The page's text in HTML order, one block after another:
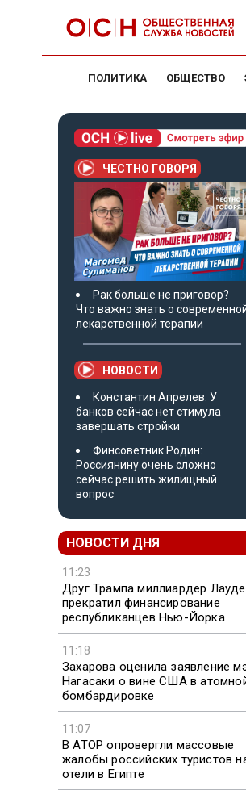
ПОЛИТИКА ОБЩЕСТВО
ЧЕСТНО ГОВОРЯ
Рак больше не приговор?
Что важно знать о
лекарственной терапии
НОВОСТИ
Константин Апрелев: У
банков сейчас нет стимула
завершать стройки
Финсоветник Родин:
Россиянину очень сложно
сейчас решить жилищный
вопрос
НОВОСТИ ДНЯ
11:23
Друг Трампа миллиардер
прекратил финансирование
республиканцев Нью-Йорка
11:18
Захарова оценила заявление
Нагасаки о вине США в
бомбардировке
11:07
В АТОР опровергли массовые
жалобы российских туристов
отели в Египте